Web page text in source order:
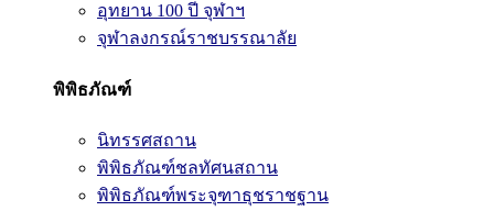
อุทยาน 100 ปี จุฬาฯ
จุฬาลงกรณ์ราชบรรณาลัย
พิพิธภัณฑ์
นิทรรศสถาน
พิพิธภัณฑ์ชลทัศนสถาน
พิพิธภัณฑ์พระจุฑาธุชราชฐาน